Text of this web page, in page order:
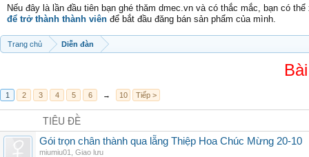
Nếu đây là lần đầu tiên bạn ghé thăm dmec.vn và có thắc mắc, bạn có
để trở thành thành viên để bắt đầu đăng bán sản phẩm của mình.
Trang chủ Diễn đàn
1 2 3 4 5 6 → 10 Tiếp >
TIÊU ĐỀ
Gói trọn chân thành qua lẵng Thiệp Hoa Chúc Mừng 20-10
miumiu01
Giao lưu